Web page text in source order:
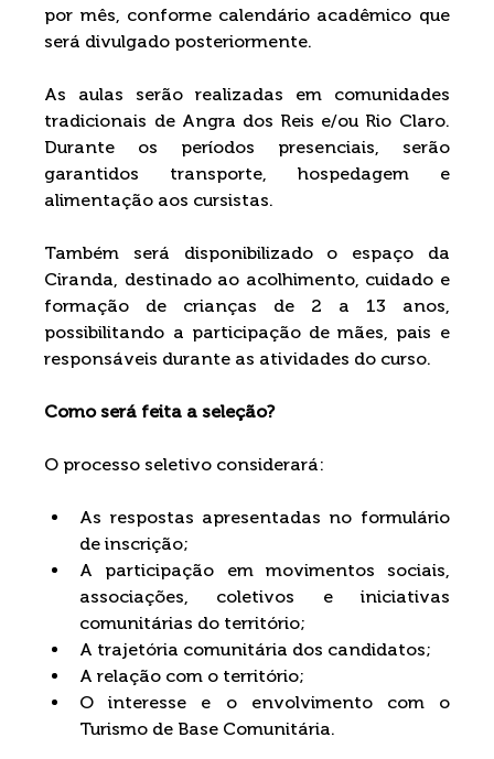
por mês, conforme calendário acadêmico que
será divulgado posteriormente.
As aulas serão realizadas em comunidades
tradicionais de Angra dos Reis e/ou Rio Claro.
Durante os períodos presenciais, serão
garantidos transporte, hospedagem e
alimentação aos cursistas.
Também será disponibilizado o espaço da
Ciranda, destinado ao acolhimento, cuidado e
formação de crianças de 2 a 13 anos,
possibilitando a participação de mães, pais e
responsáveis durante as atividades do curso.
Como será feita a seleção?
O processo seletivo considerará:
As respostas apresentadas no formulário
de inscrição;
A participação em movimentos sociais,
associações, coletivos e iniciativas
comunitárias do território;
A trajetória comunitária dos candidatos;
A relação com o território;
O interesse e o envolvimento com o
Turismo de Base Comunitária.